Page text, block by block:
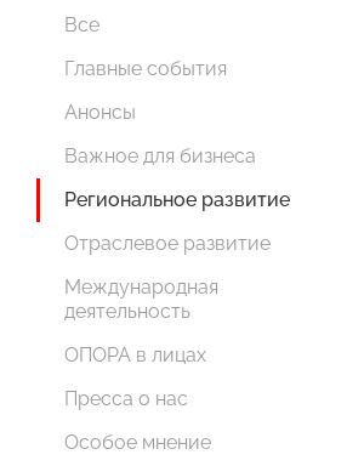
Все
Главные события
Анонсы
Важное для бизнеса
Региональное развитие
Отраслевое развитие
Международная
деятельность
ОПОРА в лицах
Пресса о нас
Особое мнение